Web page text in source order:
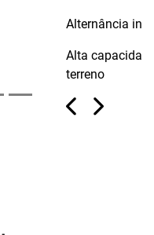
de condução
em diferentes tipos de